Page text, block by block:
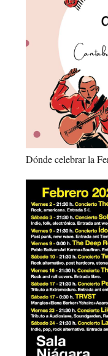
Dónde celebrar la